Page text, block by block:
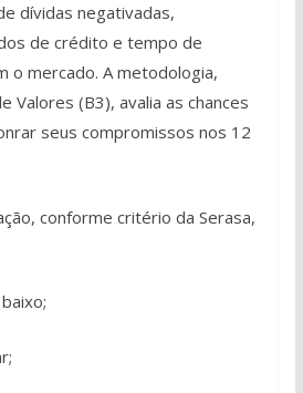
dívidas negativadas,
de crédito e tempo de
o mercado. A metodologia,
Valores (B3), avalia as chances
seus compromissos nos 12
conforme critério da Serasa,